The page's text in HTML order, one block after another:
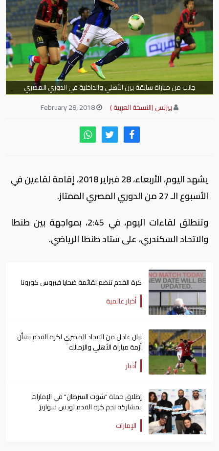
جانب من مباراة سابقة بين الأهلي والداخلية في الدوري المصري
بيزنس (النسخة العربية )
يشهد اليوم، الأربعاء، 28 فبراير 2018، إقامة لقاءين في
الأسبوع الـ 27 من الدوري المصري الممتاز.
وتنطلق لقاءات اليوم، في 2:45، بمواجهة بين طنطا
والاتحاد السكندري، على ستاد طنطا الرياضي.
كرة القدم تنضم لقائمة ضحايا فيروس كورونا
أخبار عالمية
بيان عاجل من الاتحاد المصري لكرة القدم بشأن
أزمة مباراة الأهلي والزمالك
أخبار
إطلاق حملة "شوت السرطان" في الإمارات
بمشاركة نجم كرة القدم لويس سواريز
الإمارات